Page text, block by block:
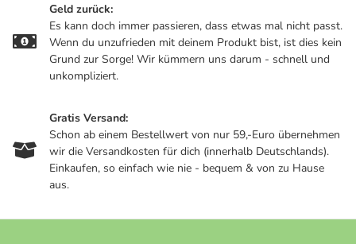
Geld zurück:
Es kann doch immer passieren, dass etwas mal nicht passt.
Wenn du unzufrieden mit deinem Produkt bist, ist dies kein
Grund zur Sorge! Wir kümmern uns darum - schnell und
unkompliziert.
Gratis Versand:
Schon ab einem Bestellwert von nur 59,-Euro übernehmen
wir die Versandkosten für dich (innerhalb Deutschlands).
Einkaufen, so einfach wie nie - bequem & von zu Hause
aus.